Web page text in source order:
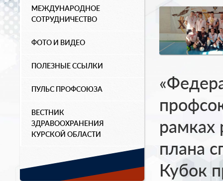
МЕЖДУНАРОДНОЕ
СОТРУДНИЧЕСТВО
ФОТО И ВИДЕО
ПОЛЕЗНЫЕ ССЫЛКИ
ПУЛЬС ПРОФСОЮЗА
ВЕСТНИК
ЗДРАВООХРАНЕНИЯ
КУРСКОЙ ОБЛАСТИ
рамках
плана
Кубок